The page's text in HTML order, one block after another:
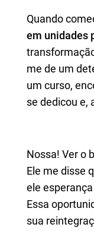
Quando
em unidades
me de um
um curso,
se dedicou e,
Nossa! Ver o
Ele me disse
ele
Essa
sua